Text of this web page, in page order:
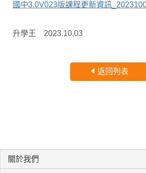
國中3.0V023版課程更新資訊
升學王 2023.10.03
返回列表
關於我們